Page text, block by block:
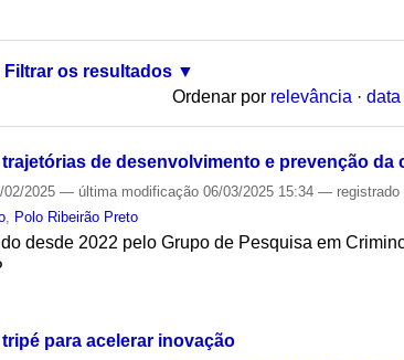
Filtrar os resultados
Ordenar por relevância · data
de desenvolvimento e prevenção da
02/2025— última modificação 06/03/2025 15:34—
Polo Ribeirão Preto
desde 2022 pelo Grupo de Pesquisa em
para acelerar inovação